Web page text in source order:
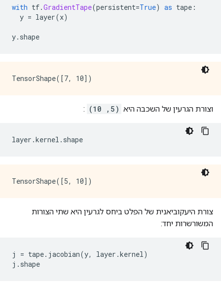
with tf.GradientTape(persistent=True) as tape :
y = layer(x)
y. shape
וצורת הגרעין של השכבה היא (5, 10)
:
layer .kernel . shape
צורת היעקוביאנית של הפלט ביחס לגרעין היא שתי הצורות
המשורשרות יחד:
j = tape. jacobian(y, layer .kernel)
j . shape